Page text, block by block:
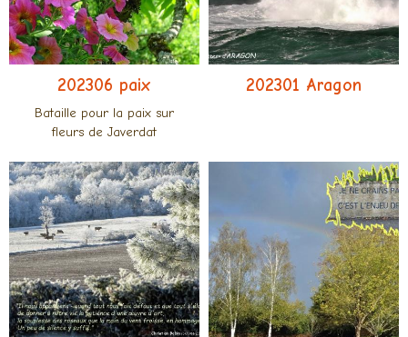
202306 paix
Bataille pour la paix sur
fleurs de Javerdat
202301 Aragon